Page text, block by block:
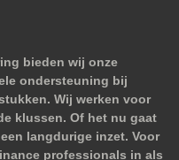
bieden wij onze
ondersteuning bij
Wij werken voor
klussen. Of het nu gaat
langdurige inzet. Voor
professionals in als